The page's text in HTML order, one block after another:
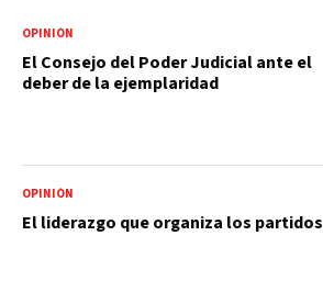
OPINIÓN
El Consejo del Poder Judicial ante el
deber de la ejemplaridad
OPINIÓN
El liderazgo que organiza los partidos